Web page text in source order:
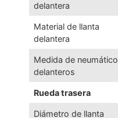
delantera
Material de llanta
delantera
Medida de
delanteros
Rueda trasera
Diámetro de llanta